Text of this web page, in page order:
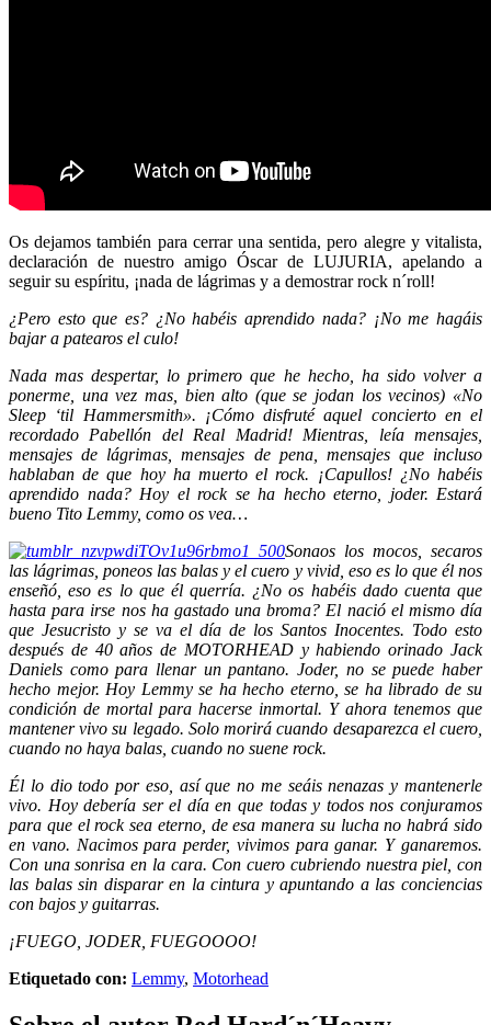
Os dejamos también para cerrar una sentida, pero alegre y vitalista,
declaración de nuestro amigo Óscar de LUJURIA, apelando a
seguir su espíritu, ¡nada de lágrimas y a demostrar rock n´roll!
¿Pero esto que es? ¿No habéis aprendido nada? ¡No me hagáis
bajar a patearos el culo!
Nada mas despertar, lo primero que he hecho, ha sido volver a
ponerme, una vez mas, bien alto (que se jodan los vecinos) «No
Sleep ‘til Hammersmith». ¡Cómo disfruté aquel concierto en el
recordado Pabellón del Real Madrid! Mientras, leía mensajes,
mensajes de lágrimas, mensajes de pena, mensajes que incluso
hablaban de que hoy ha muerto el rock. ¡Capullos! ¿No habéis
aprendido nada? Hoy el rock se ha hecho eterno, joder. Estará
bueno Tito Lemmy, como os vea…
Sonaos los mocos, secaros
las lágrimas, poneos las balas y el cuero y vivid, eso es lo que él nos
enseñó, eso es lo que él querría. ¿No os habéis dado cuenta que
hasta para irse nos ha gastado una broma? El nació el mismo día
que Jesucristo y se va el día de los Santos Inocentes. Todo esto
después de 40 años de MOTORHEAD y habiendo orinado Jack
Daniels como para llenar un pantano. Joder, no se puede haber
hecho mejor. Hoy Lemmy se ha hecho eterno, se ha librado de su
condición de mortal para hacerse inmortal. Y ahora tenemos que
mantener vivo su legado. Solo morirá cuando desaparezca el cuero,
cuando no haya balas, cuando no suene rock.
Él lo dio todo por eso, así que no me seáis nenazas y mantenerle
vivo. Hoy debería ser el día en que todas y todos nos conjuramos
para que el rock sea eterno, de esa manera su lucha no habrá sido
en vano. Nacimos para perder, vivimos para ganar. Y ganaremos.
Con una sonrisa en la cara. Con cuero cubriendo nuestra piel, con
las balas sin disparar en la cintura y apuntando a las conciencias
con bajos y guitarras.
¡FUEGO, JODER, FUEGOOOO!
Etiquetado con: Lemmy, Motorhead